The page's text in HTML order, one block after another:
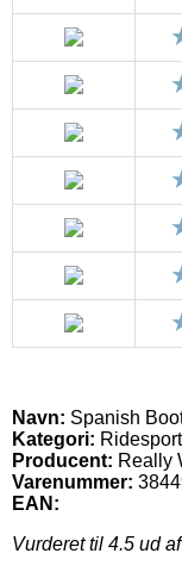
Navn: Spanish
Kategori: Ridesport
Producent: Really
Varenummer:
EAN:
Vurderet til 4.5 ud